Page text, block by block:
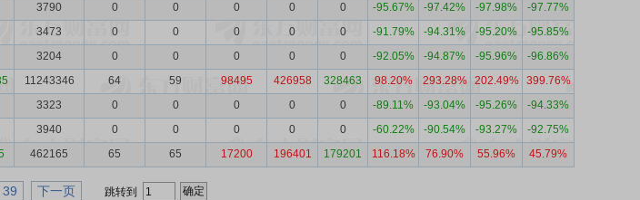
3790 0 0 0 0 0 -95.67% -97.42% -97.98%
-97.77%
3473 0 0 0 0 0 -91.79% -94.31% -95.20%
-95.85%
3204 0 0 0 0 0 -92.05% -94.87% -95.96%
-96.86%
11243346 64 59 98495 426958 328463 98.20% 293.28% 202.49%
399.76%
3323 0 0 0 0 0 -89.11% -93.04% -95.26%
-94.33%
3940 0 0 0 0 0 -60.22% -90.54% -93.27%
-92.75%
462165 65 65 17200 196401 179201 116.18% 76.90% 55.96% 45.79%
39 下一页 跳转到